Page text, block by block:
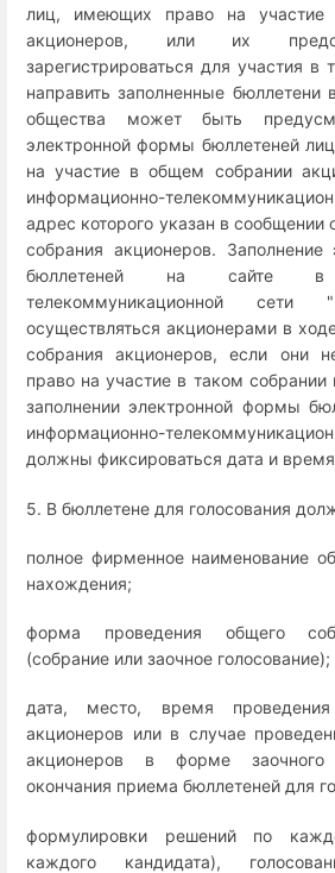
лиц, имеющих право на
акционеров, или их
зарегистрироваться для участия в
направить заполненные бюллетени
общества может быть
электронной формы бюллетеней
на участие в общем собрании
информационно-
адрес которого указан в сообщении
собрания акционеров.
бюллетеней на сайте в
телекоммуникационной сети
осуществляться акционерами в
собрания акционеров, если они
право на участие в таком
заполнении электронной формы
информационно-
должны фиксироваться дата и
5. В бюллетене для голосования
полное фирменное наименование
нахождения;
форма проведения общего
(собрание или заочное голосование);
дата, место, время
акционеров или в случае
акционеров в форме заочного
окончания приема бюллетеней для
формулировки решений по
каждого кандидата),